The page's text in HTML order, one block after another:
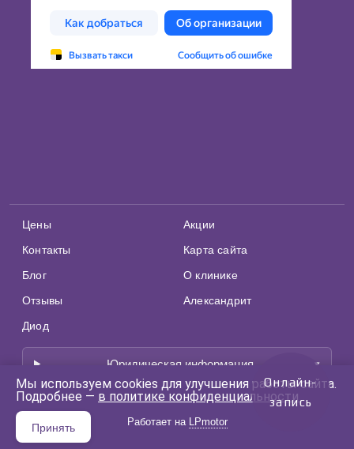
Мы используем cookies для улучшения работы сайта.
Подробнее — в политике конфиденциальности.
Принять
Цены
Акции
Контакты
Карта сайта
Блог
О клинике
Отзывы
Александрит
Диод
Юридическая информация
Работает на LPmotor
Онлайн-
запись